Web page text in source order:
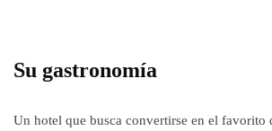
Su gastronomía
Un hotel que busca convertirse en el favorito